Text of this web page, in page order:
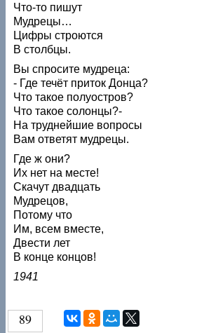
Что-то пишут
Мудрецы…
Цифры строются
В столбцы.
Вы спросите мудреца:
- Где течёт приток Донца?
Что такое полуостров?
Что такое солонцы?-
На труднейшие вопросы
Вам ответят мудрецы.
Где ж они?
Их нет на месте!
Скачут двадцать
Мудрецов,
Потому что
Им, всем вместе,
Двести лет
В конце концов!
1941
89